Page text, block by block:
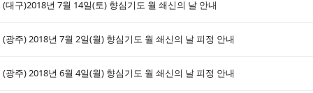
(대구)2018년 7월 14일(토) 향심기도 월 쇄신의 날 안내
(광주) 2018년 7월 2일(월) 향심기도 월 쇄신의 날 피정 안내
(광주) 2018년 6월 4일(월) 향심기도 월 쇄신의 날 피정 안내